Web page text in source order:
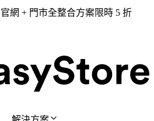
網 + 門市全整合方案限時 5 折